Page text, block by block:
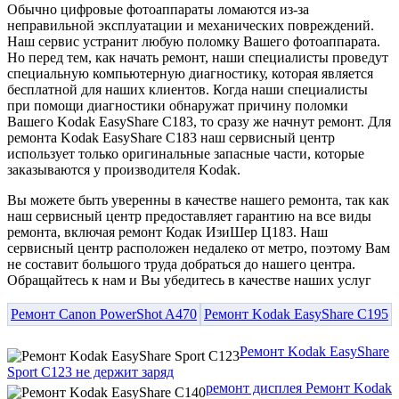
Обычно цифровые фотоаппараты ломаются из-за
неправильной эксплуатации и механических повреждений.
Наш сервис устранит любую поломку Вашего фотоаппарата.
Но перед тем, как начать ремонт, наши специалисты проведут
специальную компьютерную диагностику, которая является
бесплатной для наших клиентов. Когда наши специалисты
при помощи диагностики обнаружат причину поломки
Вашего Kodak EasyShare C183, то сразу же начнут ремонт. Для
ремонта Kodak EasyShare C183 наш сервисный центр
использует только оригинальные запасные части, которые
заказываются у производителя Kodak.
Вы можете быть уверенны в качестве нашего ремонта, так как
наш сервисный центр предоставляет гарантию на все виды
ремонта, включая ремонт Кодак ИзиШер Ц183. Наш
сервисный центр расположен недалеко от метро, поэтому Вам
не составит большого труда добраться до нашего центра.
Обращайтесь к нам и Вы убедитесь в качестве наших услуг
Ремонт Canon PowerShot A470 Ремонт Kodak EasyShare C195
Ремонт Kodak EasyShare
Sport C123 не держит заряд
ремонт дисплея Ремонт Kodak